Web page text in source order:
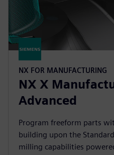
NX FOR MANUFACTURING
NX X
Advanced
Program freeform parts
building upon the
milling capabilities